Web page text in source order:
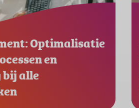
Optimalisatie
en
alle